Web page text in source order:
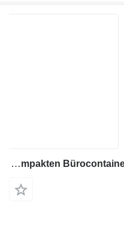
Module-T Kompakten Bürocontainer kaufen – 300 × 240 cm | NEU